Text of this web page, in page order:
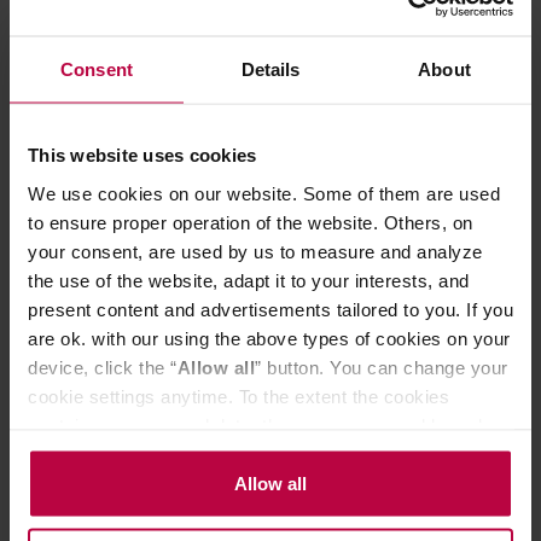
Consent Details About
This website uses cookies
We use cookies on our website. Some of them are used
to ensure proper operation of the website. Others, on
your consent, are used by us to measure and analyze
the use of the website, adapt it to your interests, and
present content and advertisements tailored to you. If you
are ok. with our using the above types of cookies on your
device, click the “Allow all” button. You can change your
cookie settings anytime. To the extent the cookies
the controller’s (namely, ALL GOOD S.A., ul.
Mazowiecka 24I/U9, 78-100 Kołobrzeg) or third parties’
legitimate interests which are to ensure a high quality of
Allow all
urządzenia Sage są zgodne ze standardem SCA, więcwiesz,
Jednocześnie możesz przygotować zarówno jedną filiżankę,
świetnym wyborem nie tylko do domu, ale też do małego
koniecznie zajrzyj do naszej kategoriiekspresów
przelewowychi sprawdź, co mogą urządzenia z tej serii. A
jeśli chcesz pójść jeszcze głębiej w temat, poznaj teżpełną
ofertę ekspresów do kawy Sage– bo przelew to dopiero
Jak wybrać ekspres
przelewowy Sage, który
nie będzie tylko ładny na
blacie? Podpowiadamy!
Młynek do kawy
Kubek termiczny na kawę
Filtry do kawy
Kawiarka Bialetti
Matcha
Zgarnij 20 zł rabatu i
darmową dostawę!